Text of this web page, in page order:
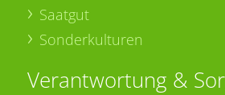
Saatgut
Sonderkulturen
Verantwortung &